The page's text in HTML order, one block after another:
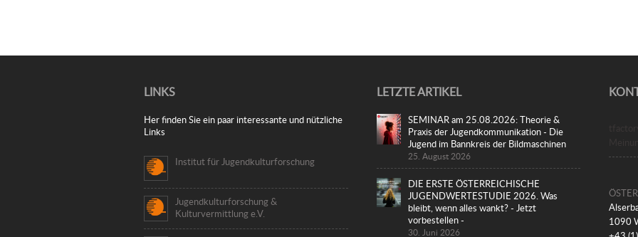
LINKS
Her finden Sie ein paar interessante und nützliche
Links
Institut für Jugendkulturforschung
Jugendkulturforschung &
Kulturvermittlung e.V.
LETZTE ARTIKEL
SEMINAR am 25.08.2026: Theorie &
Praxis der Jugendkommunikation - Die
Jugend im Bannkreis der Bildmaschinen
25. August 2026
DIE ERSTE ÖSTERREICHISCHE
JUGENDWERTESTUDIE 2026. Was
bleibt, wenn alles wankt? - Jetzt
vorbestellen -
30. Juni 2026
1090